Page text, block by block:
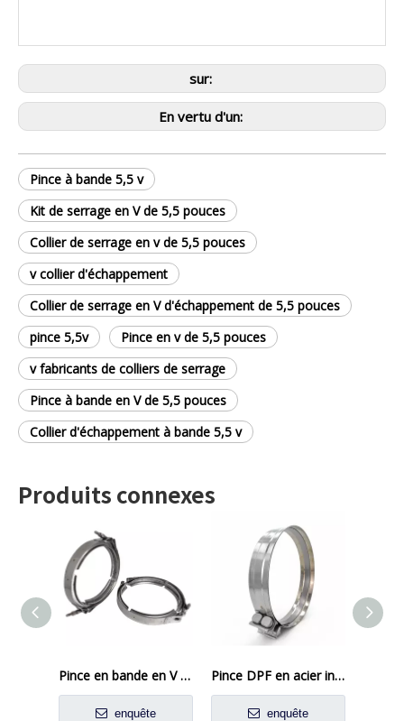
sur:
En vertu d'un:
Pince à bande 5,5 v
Kit de serrage en V de 5,5 pouces
Collier de serrage en v de 5,5 pouces
v collier d'échappement
Collier de serrage en V d'échappement de 5,5 pouces
pince 5,5v
Pince en v de 5,5 pouces
v fabricants de colliers de serrage
Pince à bande en V de 5,5 pouces
Collier d'échappement à bande 5,5 v
Produits connexes
Pince en bande en V en acier inoxydable à double boulon pour les systèmes d'échappement
enquête
Pince DPF en acier inoxydable robuste
enquête